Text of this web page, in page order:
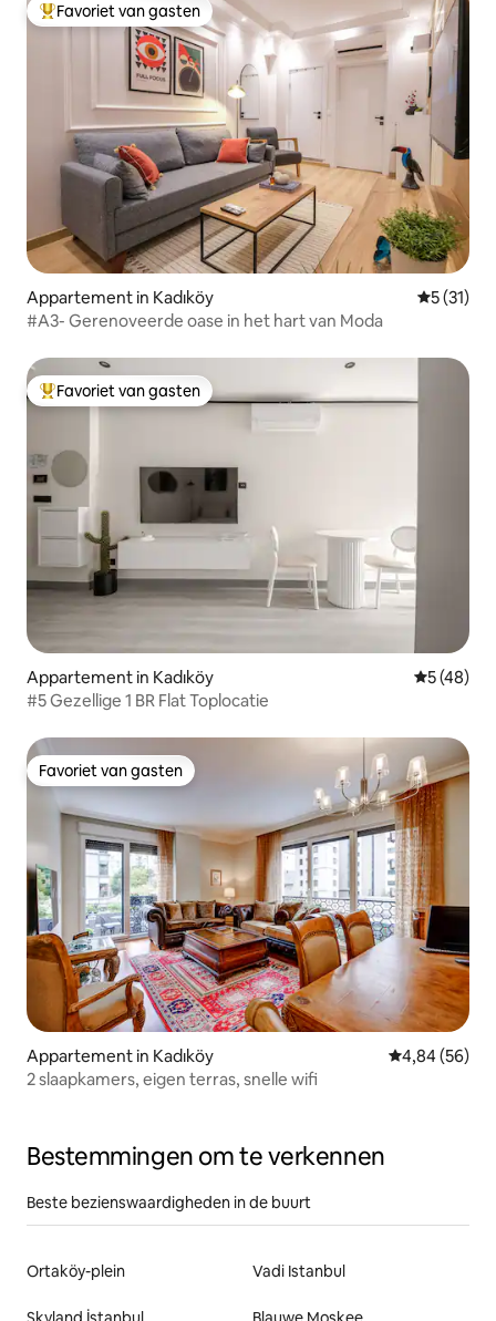
Topfavoriet van gasten
Favoriet van gasten
Appartement in Kadıköy
5 (31)
#A3- Gerenoveerde oase in het hart van Moda
Topfavoriet van gasten
Favoriet van gasten
Appartement in Kadıköy
5 (48)
#5 Gezellige 1 BR Flat Toplocatie
Favoriet van gasten
Favoriet van gasten
Appartement in Kadıköy Gemiddelde
4,84 (56)
2 slaapkamers, eigen terras, snelle wifi
Bestemmingen om te verkennen
Beste bezienswaardigheden in de buurt
Ortaköy-plein Vadi Istanbul